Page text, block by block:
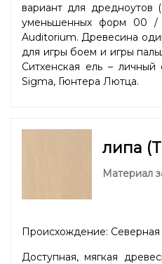
вариант для дредноутов
уменьшенных форм 00
Auditorium. Древесина
для игры боем и игры
Ситхенская ель –
Sigma, Гюнтера Лютца.
липа
Материал
Происхождение:
Доступная, мягкая